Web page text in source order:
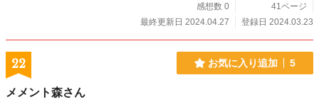
感想数 0
41ページ
最終更新日 2024.04.27
登録日 2024.03.23
22 お気に入り追加 5
メメント森さん